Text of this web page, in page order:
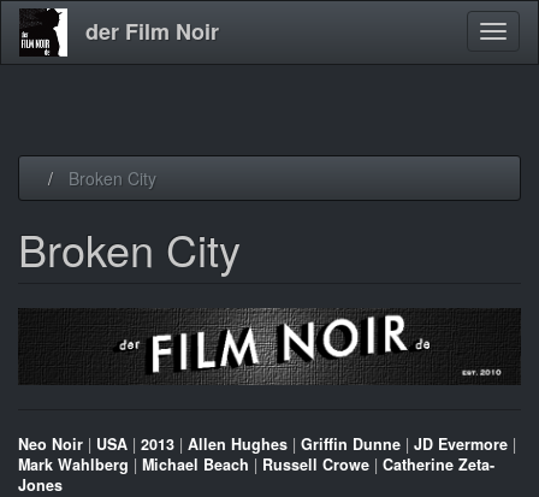
der Film Noir
Broken City
Broken City
Neo Noir | USA | 2013 | Allen Hughes | Griffin Dunne | JD Evermore |
Mark Wahlberg | Michael Beach | Russell Crowe | Catherine Zeta-
Jones